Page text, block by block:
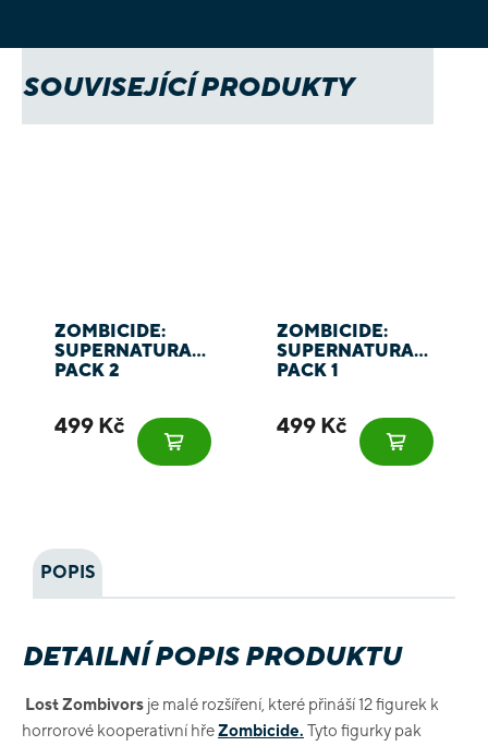
SOUVISEJÍCÍ PRODUKTY
ZOMBICIDE:
SUPERNATURAL
PACK 2
499 Kč
ZOMBICIDE:
SUPERNATURAL
PACK 1
499 Kč
POPIS
DETAILNÍ POPIS PRODUKTU
Lost Zombivors je malé rozšíření, které přináší 12 figurek k
horrorové kooperativní hřeZombicide. Tyto figurky pak